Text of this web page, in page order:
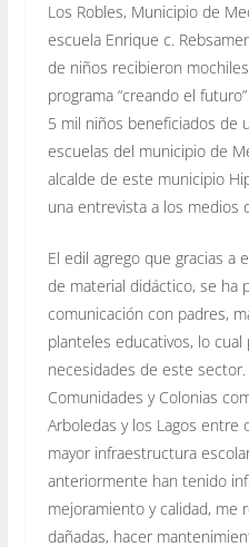
Los Robles, Municipio de
escuela Enrique c.
de niños recibieron
programa “creando el
5 mil niños beneficiados de
escuelas del municipio de
alcalde de este municipio
una entrevista a los medios
El edil agrego que gracias a
de material didáctico, se ha
comunicación con padres,
planteles educativos, lo
necesidades de este sector.
Comunidades y Colonias
Arboledas y los Lagos entre
mayor infraestructura
anteriormente han tenido
mejoramiento y calidad, me
dañadas, hacer